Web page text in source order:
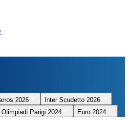
2026
Inter Scudetto 2026
Olimpiadi Parigi 2024 Euro 2024